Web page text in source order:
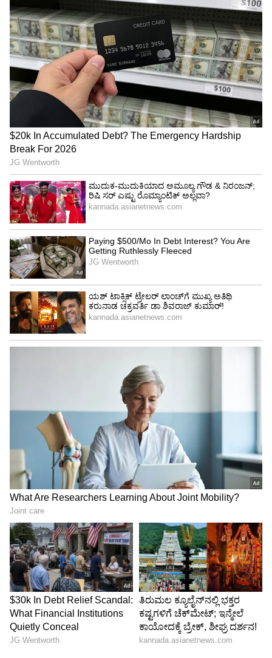
ಬಾಟಲಿಯನ್ನು ತೊಳೆದ ತಕ್ಷಣ ಮುಚ್ಚಳ ಹಾಕಬೇಡಿ; ಬದಲಾಗಿ
ಬಾಟಲಿಯನ್ನು ತಲೆಕೆಳಗಾಗಿ ಇಟ್ಟು ಸಂಪೂರ್ಣವಾಗಿ ಒಣಗಲು
ಬಿಡಿ, ಇದರಿಂದ ಬಾಟಲಿಯಲ್ಲಿ ವಾಸನೆ ಬರದಂತೆ
ತಡೆಯಬಹುದು. ಪ್ರತಿದಿನ ಬಾಟಲಿಯನ್ನು ಬಳಸಿದ ನಂತರ
ಕೇವಲ ತಣ್ಣೀರಿನಿಂದ ತೊಳೆಯುವ ಬದಲು, ದಿನದ
ಕೊನೆಯಲ್ಲಿ ಒಮ್ಮೆ ಬಿಸಿ ನೀರಿನಿಂದ ತೊಳೆದರೆ
ಬ್ಯಾಕ್ಟೀರಿಯಾಗಳು ವೃದ್ಧಿಯಾಗುವುದನ್ನು ತಡೆಯಬಹುದು.